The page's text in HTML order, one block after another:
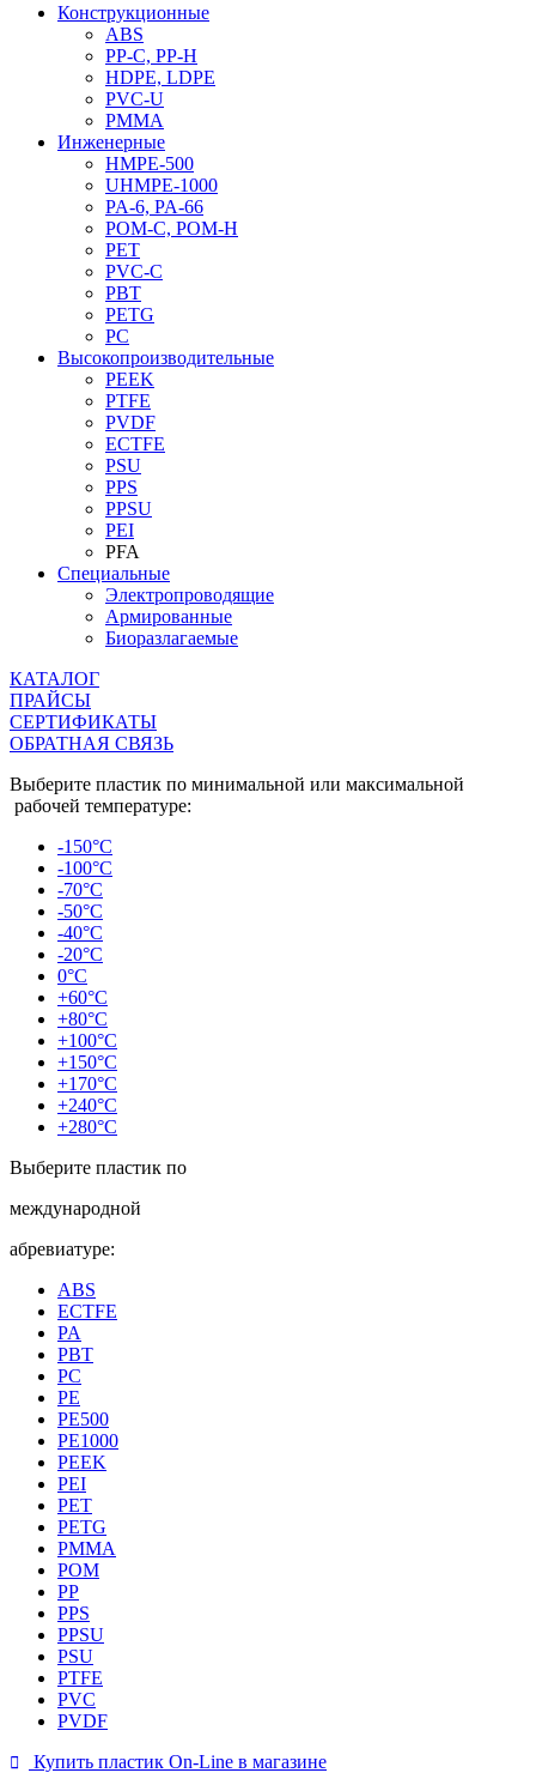
Конструкционные
ABS
PP-C, PP-H
HDPE, LDPE
PVC-U
PMMA
Инженерные
HMPE-500
UHMPE-1000
PA-6, PA-66
POM-C, POM-H
PET
PVC-C
PBT
PETG
PC
Высокопроизводительные
PEEK
PTFE
PVDF
ECTFE
PSU
PPS
PPSU
PEI
PFA
Специальные
Электропроводящие
Армированные
Биоразлагаемые
КАТАЛОГ
ПРАЙСЫ
СЕРТИФИКАТЫ
ОБРАТНАЯ СВЯЗЬ
Выберите пластик по минимальной или максимальной
рабочей температуре:
-150°C
-100°C
-70°C
-50°C
-40°C
-20°C
0°C
+60°C
+80°C
+100°C
+150°C
+170°C
+240°C
+280°C
Выберите пластик по
международной
абревиатуре:
ABS
ECTFE
PA
PBT
PC
PE
PE500
PE1000
PEEK
PEI
PET
PETG
PMMA
POM
PP
PPS
PPSU
PSU
PTFE
PVC
PVDF
 Купить пластик On-Line в магазине